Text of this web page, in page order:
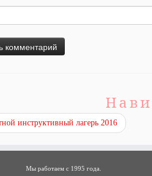
инструктивный лагерь 2016
Мы работаем с 1995 года.